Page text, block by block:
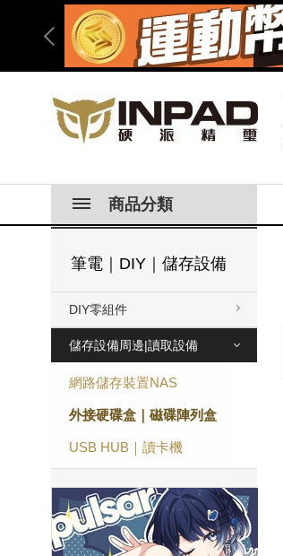
商品分類
筆電｜DIY｜儲存設備
DIY零組件
儲存設備周邊|讀取設備
網路儲存裝置NAS
外接硬碟盒｜磁碟陣列盒
USB HUB｜讀卡機